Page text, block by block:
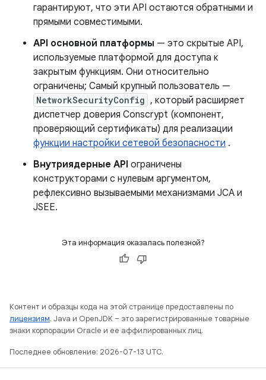
гарантируют, что эти API остаются обратными и
прямыми совместимыми.
API основной платформы — это скрытые API,
используемые платформой для доступа к
закрытым функциям. Они относительно
ограничены; Самый крупный пользователь —
NetworkSecurityConfig , который расширяет
диспетчер доверия Conscrypt (компонент,
проверяющий сертификаты) для реализации
функции настройки сетевой безопасности .
Внутриядерные API ограничены
конструкторами с нулевым аргументом,
рефлексивно вызываемыми механизмами JCA и
JSEE.
Эта информация оказалась полезной?
Контент и образцы кода на этой странице предоставлены по
лицензиям. Java и OpenJDK – это зарегистрированные товарные
знаки корпорации Oracle и ее аффилированных лиц.
Последнее обновление: 2026-07-13 UTC.